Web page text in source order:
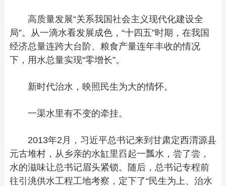
高质量发展“关系我国社会主义现代化建设全
局”。从一滴水看发展成色，“十四五”时期，在我国
经济总量连跨大台阶、粮食产量连年丰收的情况
下，用水总量实现“零增长”。
新时代治水，映照民生为大的情怀。
一渠水里有不变的牵挂。
2013年2月，习近平总书记来到甘肃定西渭源县
元古堆村，从乡亲的水缸里舀起一瓢水，尝了尝，
水的滋味让总书记眉头紧锁。随后，总书记专程前
往引洮供水工程工地考察，定下了“民生为上、治水